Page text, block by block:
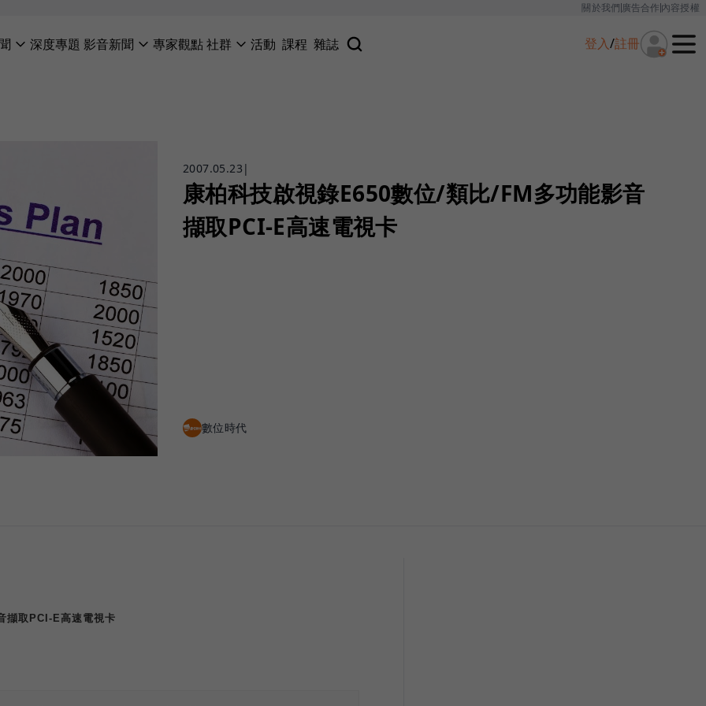
關於我們廣告合作內容授權
深度專題 影音新聞 專家觀點社群 活動 課程 雜誌 登入/註冊
2007.05.23 |
康柏科技啟視錄E650數位/類比/FM多功能影音
擷取PCI-E高速電視卡
數位時代
擷取 PCI-E高速電視卡